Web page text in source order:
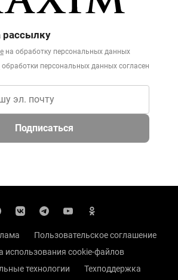
рассылку
на обработку персональных данных
обработки персональных данных согласен
Подписаться
Пользовательское соглашение
использования cookie-файлов
технологии
Техподдержка